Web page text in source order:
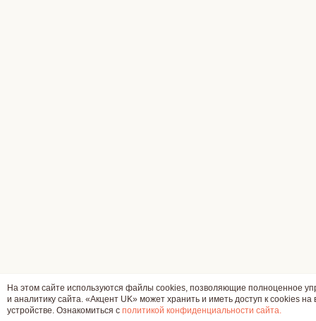
На этом сайте используются файлы cookies, позволяющие полноценное
и аналитику сайта. «Акцент UK» может хранить и иметь доступ к cookies
устройстве. Ознакомиться с политикой конфиденциальности сайта.